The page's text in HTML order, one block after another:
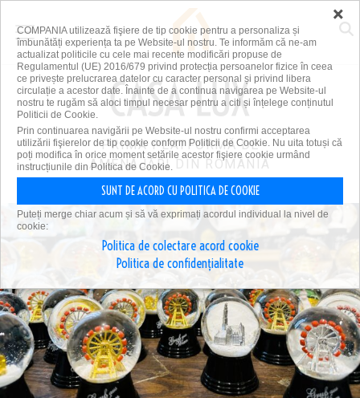
PRIMA PLATFORMĂ DE
AMENAJĂRI DIN ROMÂNIA
×
COMPANIA utilizează fişiere de tip cookie pentru a personaliza și
îmbunătăți experiența ta pe Website-ul nostru. Te informăm că ne-am
actualizat politicile cu cele mai recente modificări propuse de
Regulamentul (UE) 2016/679 privind protecția persoanelor fizice în ceea
ce privește prelucrarea datelor cu caracter personal și privind libera
circulație a acestor date. Înainte de a continua navigarea pe Website-ul
nostru te rugăm să aloci timpul necesar pentru a citi și înțelege conținutul
Politicii de Cookie.
Prin continuarea navigării pe Website-ul nostru confirmi acceptarea
utilizării fişierelor de tip cookie conform Politicii de Cookie. Nu uita totuși că
poți modifica în orice moment setările acestor fişiere cookie urmând
instrucțiunile din Politica de Cookie.
SUNT DE ACORD CU POLITICA DE COOKIE
Puteți merge chiar acum și să vă exprimați acordul individual la nivel de
cookie:
Politica de colectare acord cookie
Politica de confidențialitate